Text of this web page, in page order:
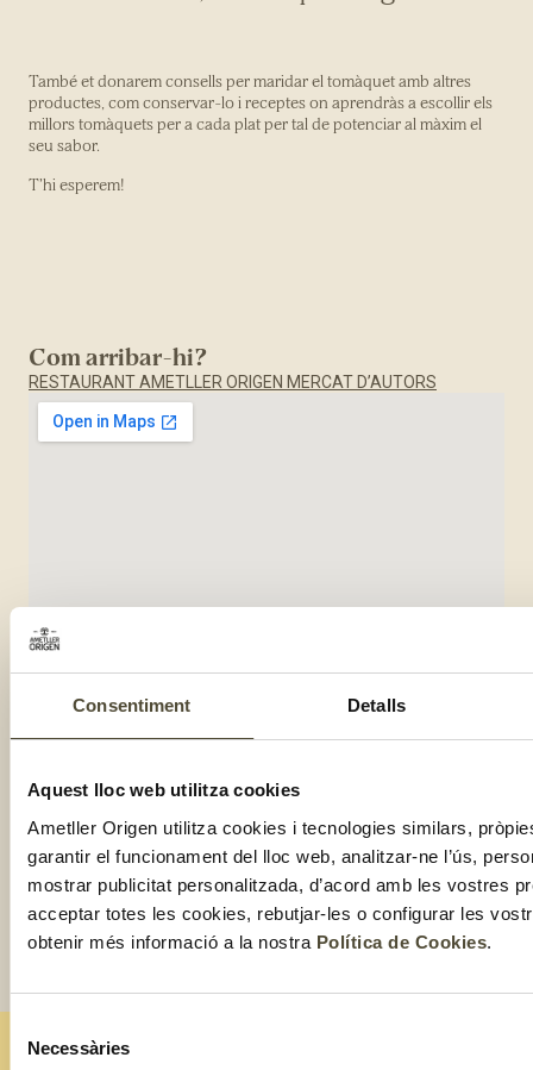
Consentiment Detalls
Aquest lloc web utilitza cookies
Ametller Origen utilitza cookies i tecnologies similars,
garantir el funcionament del lloc web, analitzar-ne l’ús,
mostrar publicitat personalitzada, d’acord amb les vostres
acceptar totes les cookies, rebutjar-les o configurar les
obtenir més informació a la nostra Política de Cookies.
Necessàries
També et donarem consells per maridar el tomàquet amb altres
productes, com conservar-lo i receptes on aprendràs a escollir els
millors tomàquets per a cada plat per tal de potenciar al màxim el
seu sabor.
T’hi esperem!
Com arribar-hi?
RESTAURANT AMETLLER ORIGEN MERCAT D’AUTORS